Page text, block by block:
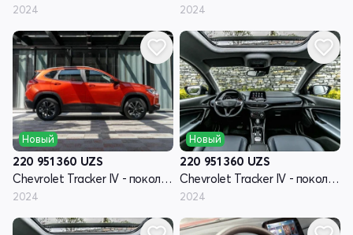
2024 2024
Новый
220 951 360 UZS
Chevrolet Tracker IV - поколение
2024
Новый
220 951 360 UZS
Chevrolet Tracker IV - поколение
2024